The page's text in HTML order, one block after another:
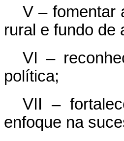
V – fomentar
rural e fundo de
VI –
política;
VII –
enfoque na